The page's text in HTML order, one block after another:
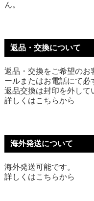
ん。
返品・交換について
返品・交換をご希望のお
ールまたはお電話にて必
返品交換は封印を外して
詳しくはこちらから
海外発送について
海外発送可能です。
詳しくはこちらから